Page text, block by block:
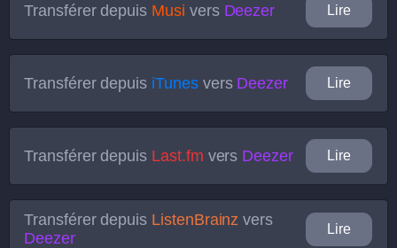
Transférer depuis Musi vers Deezer Lire
Transférer depuis iTunesvers Deezer Lire
Transférer depuis Last.fm vers Deezer Lire
Transférer depuis ListenBrainz vers
Deezer
Lire